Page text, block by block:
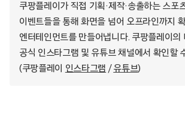
쿠팡플레이가 직접 기획·제작·송출하는 스포
이벤트들을 통해 화면을 넘어 오프라인까지
엔터테인먼트를 만들어냅니다. 쿠팡플레이의
공식 인스타그램 및 유튜브 채널에서 확인할
(쿠팡플레이 인스타그램 /유튜브)